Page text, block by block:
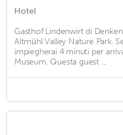
Hotel
Gasthof Lindenwirt di
Altmühl Valley Nature Park.
impiegherai 4 minuti per
Museum. Questa guest ...